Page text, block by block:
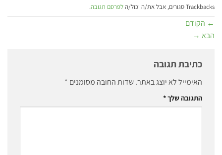
Trackbacks סגורים, אבל את/ה יכול/ה לפרסם תגובה.
← הקודם
הבא →
כתיבת תגובה
האימייל לא יוצג באתר.שדות החובה מסומנים *
התגובה שלך*